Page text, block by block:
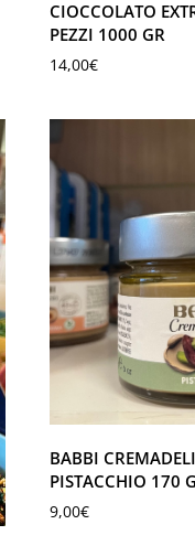
CIOCCOLATO
PEZZI 1000 GR
14,00€
BABBI
PISTACCHIO 170
9,00€